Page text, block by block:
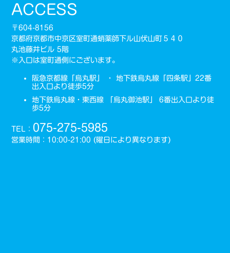
ACCESS
〒604-8156
京都府京都市中京区室町通蛸薬師下ル山伏山町５４０
丸池藤井ビル 5階
※入口は室町通側にございます。
阪急京都線「烏丸駅」 ・ 地下鉄烏丸線「四条駅」22番
出入口より徒歩5分
地下鉄烏丸線・東西線 「烏丸御池駅」 6番出入口より徒
歩5分
TEL： 075-275-5985
営業時間：10:00-21:00 (曜日により異なります)